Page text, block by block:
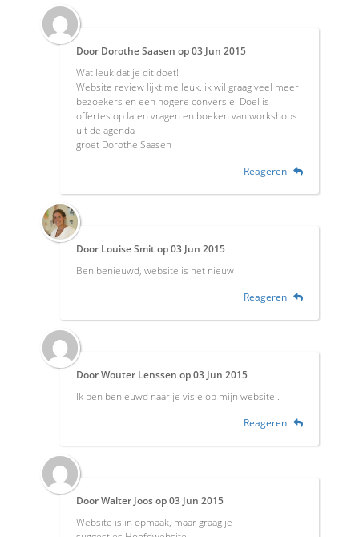
Door Dorothe Saasen op03 Jun 2015
Wat leuk dat je dit doet!
Website review lijkt me leuk. ik wil graag veel meer
bezoekers en een hogere conversie. Doel is
offertes op laten vragen en boeken van workshops
uit de agenda
groet Dorothe Saasen
Reageren
Door Louise Smitop03 Jun 2015
Ben benieuwd, website is net nieuw
Reageren
DoorWouter Lenssen op03 Jun 2015
Ik ben benieuwd naar je visie op mijn website..
Reageren
DoorWalter Joosop03 Jun 2015
Website is in opmaak, maar graag je